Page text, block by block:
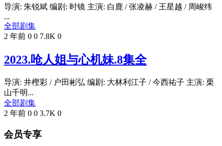
导演: 朱锐斌 编剧: 时镜 主演: 白鹿 / 张凌赫 / 王星越 / 周峻纬
...
全部剧集
2 年前 0 0 7.8K 0
2023.呛人姐与心机妹.8集全
导演: 井樫彩 / 户田彬弘 编剧: 大林利江子 / 今西祐子 主演: 栗
山千明...
全部剧集
2 年前 0 0 3.7K 0
会员专享